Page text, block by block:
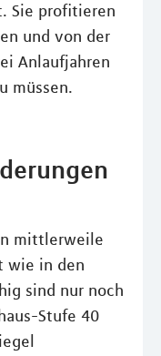
Sie profitieren
und von der
Anlaufjahren
müssen.
mittlerweile
wie in den
sind nur noch
Stufe 40